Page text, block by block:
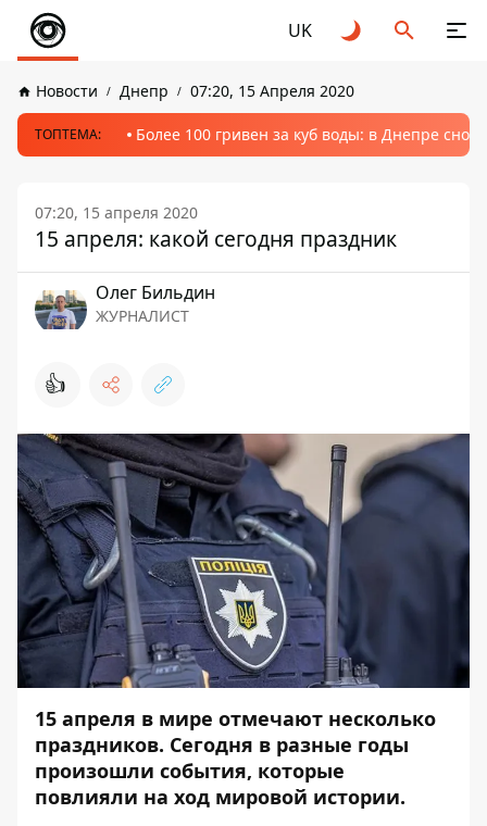
UK
Новости Днепр 07:20, 15 Апреля 2020
ТОПТЕМА: Более 100 гривен за куб воды: в Днепре
07:20, 15 апреля 2020
15 апреля: какой сегодня праздник
Олег Бильдин
ЖУРНАЛИСТ
👍
15 апреля в мире отмечают несколько
праздников. Сегодня в разные годы
произошли события, которые
повлияли на ход мировой истории.